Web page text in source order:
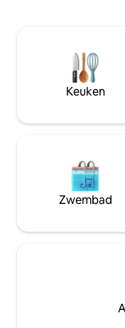
NFL-stadion, de
luchthaven waar je
de vliegtuigen in de
vliegen over de
PARKEERSERVICE
Keuken
Zwembad